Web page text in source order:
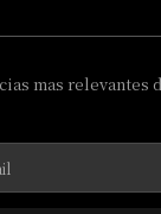
mas relevantes